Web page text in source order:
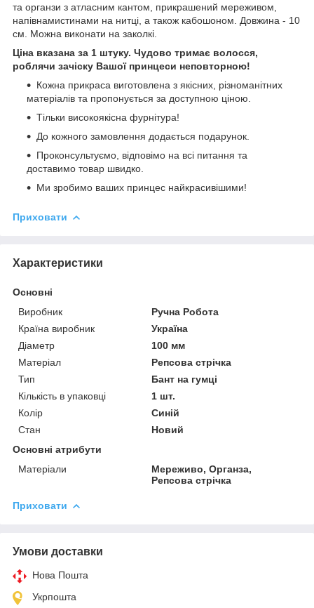
та органзи з атласним кантом, прикрашений мереживом,
напівнамистинами на нитці, а також кабошоном. Довжина - 10
см. Можна виконати на заколкі.
Ціна вказана за 1 штуку. Чудово тримає волосся,
роблячи зачіску Вашої принцеси неповторною!
Кожна прикраса виготовлена з якісних, різноманітних
матеріалів та пропонується за доступною ціною.
Тільки високоякісна фурнітура!
До кожного замовлення додається подарунок.
Проконсультуємо, відповімо на всі питання та
доставимо товар швидко.
Ми зробимо ваших принцес найкрасивішими!
Приховати
Характеристики
Основні
Виробник
Ручна Робота
Країна виробник
Україна
Діаметр
100 мм
Матеріал
Репсова стрічка
Тип
Бант на гумці
Кількість в упаковці
1 шт.
Колір
Синій
Стан
Новий
Основні атрибути
Матеріали
Мереживо, Органза,
Репсова стрічка
Приховати
Умови доставки
Нова Пошта
Укрпошта